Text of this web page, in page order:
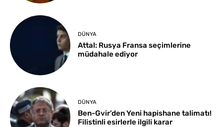
DÜNYA
Attal: Rusya Fransa seçimlerine
müdahale ediyor
DÜNYA
Ben-Gvir’den Yeni hapishane talimatı!
Filistinli esirlerle ilgili karar